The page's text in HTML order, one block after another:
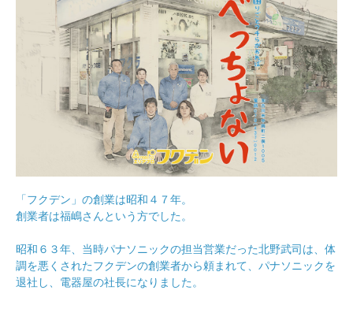
「フクデン」の創業は昭和４７年。
創業者は福嶋さんという方でした。
昭和６３年、当時パナソニックの担当営業だった北野武司は、体
調を悪くされたフクデンの創業者から頼まれて、パナソニックを
退社し、電器屋の社長になりました。